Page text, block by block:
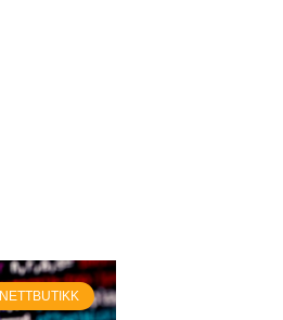
NETTBUTIKK